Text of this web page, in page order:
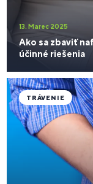
13. Marec 2025
Ako sa zbaviť
účinné riešenia
TRÁVENIE